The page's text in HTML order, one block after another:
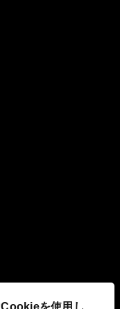
を使用し